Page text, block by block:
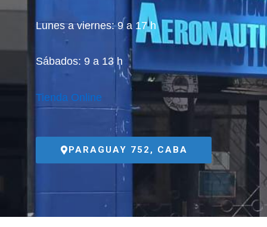
Lunes a viernes: 9 a 17 h
Sábados: 9 a 13 h
Tienda Online
PARAGUAY 752, CABA